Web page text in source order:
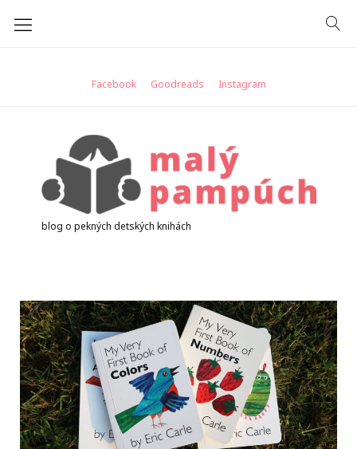
Facebook Goodreads Instagram
blog o pekných detských knihách
Značka:
penguin